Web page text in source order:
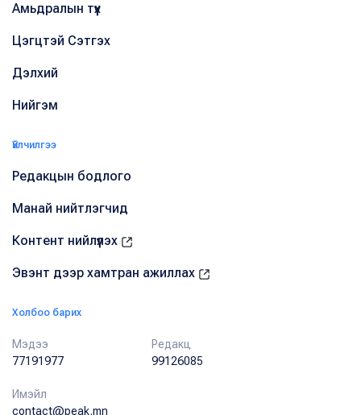
Амьдралын түүх
Цэгцтэй Сэтгэх
Дэлхий
Нийгэм
Үйлчилгээ
Редакцын бодлого
Манай нийтлэгчид
Контент нийлүүлэх
Эвэнт дээр хамтран ажиллах
Холбоо барих
Мэдээ
77191977
Редакц
99126085
Имэйл
contact@peak.mn